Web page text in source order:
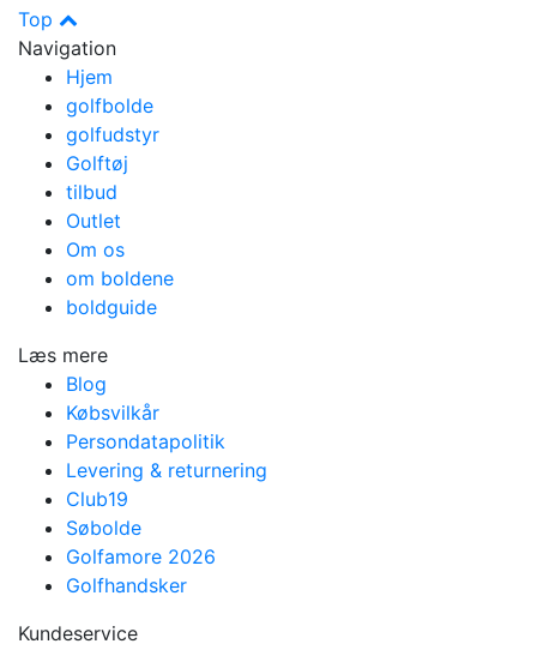
Top
Navigation
Hjem
golfbolde
golfudstyr
Golftøj
tilbud
Outlet
Om os
om boldene
boldguide
Læs mere
Blog
Købsvilkår
Persondatapolitik
Levering & returnering
Club19
Søbolde
Golfamore 2026
Golfhandsker
Kundeservice